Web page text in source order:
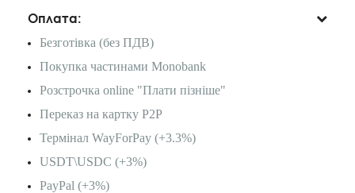
Оплата:
Безготівка (без ПДВ)
Покупка частинами Monobank
Розстрочка online "Плати пізніше"
Переказ на картку P2P
Термінал WayForPay (+3.3%)
USDT\USDC (+3%)
PayPal (+3%)